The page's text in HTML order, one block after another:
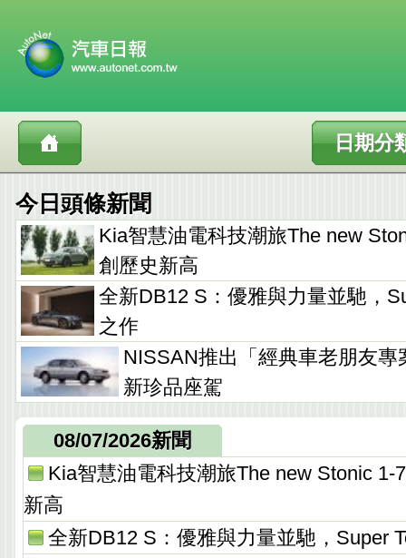
日期分
今日頭條新聞
Kia智慧油電科技潮旅The new
創歷史新高
全新DB12 S：優雅與力量並馳，
之作
NISSAN推出「經典車老朋友專
新珍品座駕
08/07/2026新聞
Kia智慧油電科技潮旅The new Stonic 1-
新高
全新DB12 S：優雅與力量並馳，Super